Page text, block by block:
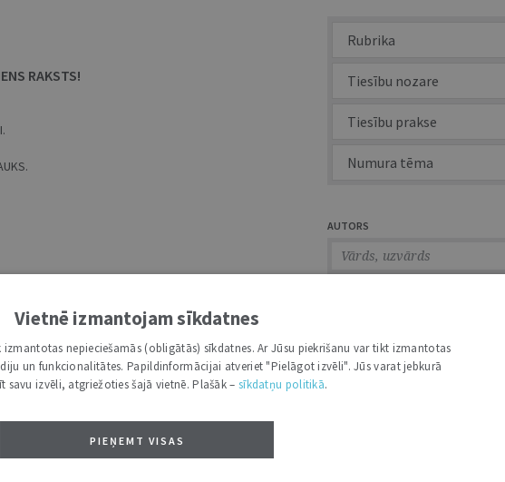
RAKSTS!
Rubrika
Tiesību nozare
Tiesību prakse
Numura tēma
AUTORS
ŽURNĀLU KATALOGS /
Vietnē izmantojam sīkdatnes
nepieciešamās (obligātās) sīkdatnes. Ar Jūsu piekrišanu var tikt izmantotas
un funkcionalitātes. Papildinformācijai atveriet "Pielāgot izvēli". Jūs varat jebkurā
savu izvēli, atgriežoties šajā vietnē. Plašāk – sīkdatņu politikā.
PIEŅEMT VISAS